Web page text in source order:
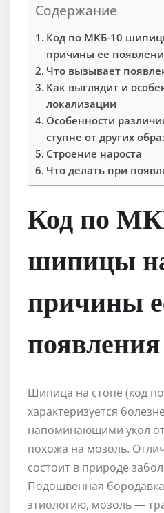
Содержание
Код по МКБ-10
причины ее
Что вызывает
Как выглядит и
локализации
Особенности
ступне от других
Строение нароста
Что делать при
Код по
шипицы
причины
появления
Шипица на стопе (код
характеризуется
напоминающими укол
похожа на мозоль.
состоит в природе
Подошвенная
этиологию, мозоль —